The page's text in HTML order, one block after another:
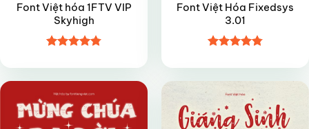
Font Việt hóa 1FTV VIP
Skyhigh
hạng4.85
sao
Font Việt Hóa Fixedsys
3.01
hạng4.85